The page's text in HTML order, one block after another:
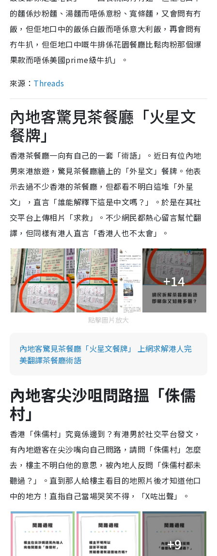
的麵係炒粉麵、湯麵而唔係意粉、寬條麵，又會問有冇
飯，但佢地口中的飯係白飯而唔係意大利飯，再會問有
冇牛扒，但佢地口中嘅牛排係花園餐廳比鬆肉粉那個爆
果款而唔係美國prime級牛扒」。
來源： Threads
內地客驚見茶餐廳「火星文
餐牌」
香港茶餐廳一向有自己的一套「術語」。近日有位內地
男來港旅遊，驚見茶餐廳牆上的「外星文」餐牌。他表
示去過不少香港的茶餐廳，但都看不明白這堆「外星
文」，直言「誰能解釋下這是中文嗎？」。於是在其社
交平台上傳相片「求救」。不少網民都熱心留言幫忙翻
譯，但同樣有港人直言「香港人也不太會」。
+14
點擊圖片放大
內地客驚見茶餐廳「火星文餐牌」 上網求解港人完
美翻譯茶餐廳術語
內地客尖沙咀問路搵「侏儒
村」
香港「侏儒村」究竟係邊到？有港男於社交平台發文，
有內地遊客在尖沙嘴向自己問路，請問「侏儒村」怎麼
去，樓主不明白他的意思，被內地人反問「侏儒村都未
聽過？」。直到那人給樓主看目的地照片後才知道他口
中的地方！直指自己當場哭笑不得，「X咗出聲」。
+9